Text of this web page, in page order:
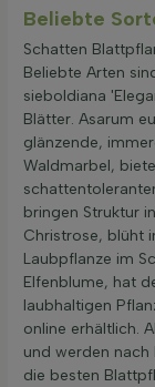
Beliebte
Schatten
Beliebte Arten
sieboldiana
Blätter. Asarum
glänzende,
Waldmarbel,
bringen Struktur
Christrose, blüht
Laubpflanze im
Elfenblume, hat
laubhaltigen
online erhältlich.
und werden nach
die besten